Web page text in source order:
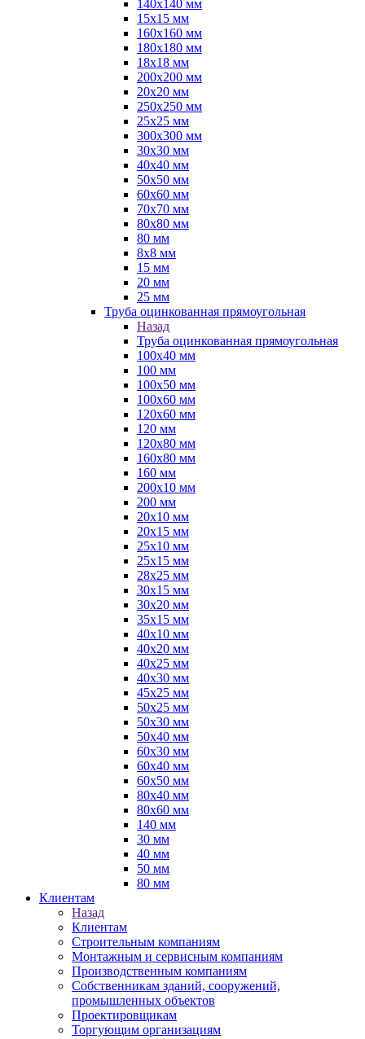
140х140 мм
15х15 мм
160х160 мм
180х180 мм
18х18 мм
200х200 мм
20х20 мм
250х250 мм
25х25 мм
300х300 мм
30х30 мм
40х40 мм
50х50 мм
60х60 мм
70х70 мм
80х80 мм
80 мм
8х8 мм
15 мм
20 мм
25 мм
Труба оцинкованная прямоугольная
Назад
Труба оцинкованная прямоугольная
100х40 мм
100 мм
100х50 мм
100х60 мм
120х60 мм
120 мм
120х80 мм
160х80 мм
160 мм
200х10 мм
200 мм
20х10 мм
20х15 мм
25х10 мм
25х15 мм
28х25 мм
30х15 мм
30х20 мм
35х15 мм
40х10 мм
40х20 мм
40х25 мм
40х30 мм
45х25 мм
50х25 мм
50х30 мм
50х40 мм
60х30 мм
60х40 мм
60х50 мм
80х40 мм
80х60 мм
140 мм
30 мм
40 мм
50 мм
80 мм
Клиентам
Назад
Клиентам
Строительным компаниям
Монтажным и сервисным компаниям
Производственным компаниям
Собственникам зданий, сооружений,
промышленных объектов
Проектировщикам
Торгующим организациям